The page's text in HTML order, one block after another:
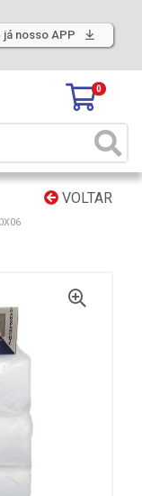
já nosso APP
0
VOLTAR